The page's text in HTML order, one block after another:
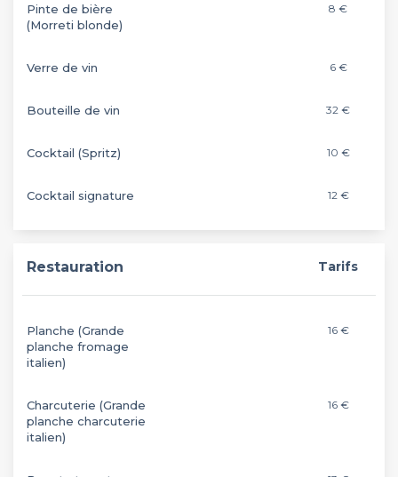
Pinte de bière
(Morreti blonde)
8 €
Verre de vin 6 €
Bouteille de vin 32 €
Cocktail (Spritz) 10 €
Cocktail signature 12 €
Restauration Tarifs
Planche (Grande
planche fromage
italien)
16 €
Charcuterie (Grande
planche charcuterie
italien)
16 €